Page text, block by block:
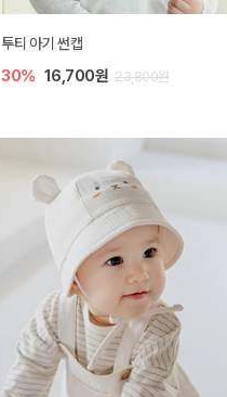
투티 아기 썬캡
30% 16,700원 23,800원